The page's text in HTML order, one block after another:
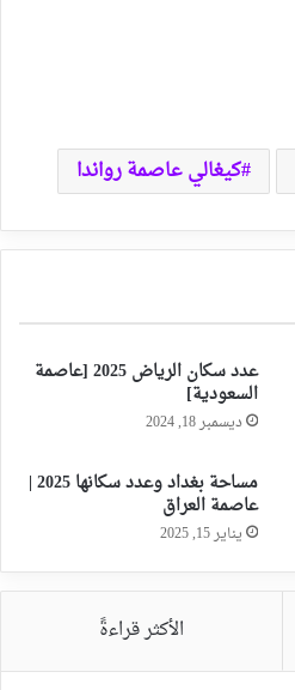
كيغالي عاصمة رواندا
عدد سكان الرياض 2025 [عاصمة
السعودية]
ديسمبر 18, 2024
مساحة بغداد وعدد سكانها 2025 |
عاصمة العراق
يناير 15, 2025
الأكثر قراءةً